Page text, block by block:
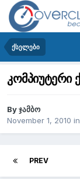
ქსელები
კომპიუტერი
Byჯამბო
November 1, 2010 in
PREV